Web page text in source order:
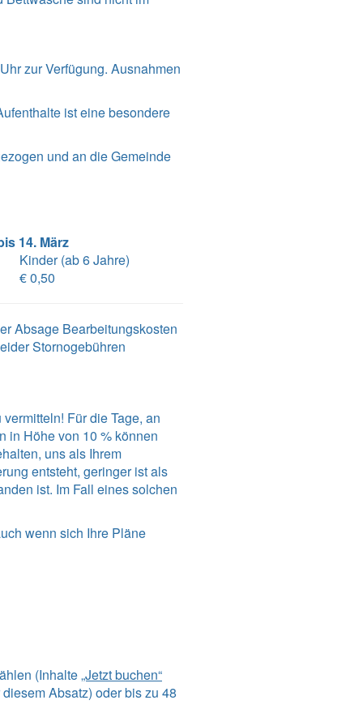
zur Verfügung. Ausnahmen
ist eine besondere
und an die Gemeinde
14. März
Kinder (ab 6 Jahre)
€ 0,50
Absage Bearbeitungskosten
Stornogebühren
Für die Tage, an
in Höhe von 10 % können
uns als Ihrem
entsteht, geringer ist als
ist. Im Fall eines solchen
wenn sich Ihre Pläne
(Inhalte„Jetzt buchen“
Absatz) oder bis zu 48